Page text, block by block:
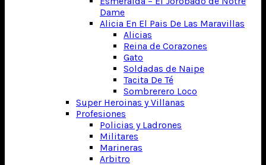
Dame
Alicia En El Pais De Las Maravillas
Alicias
Reina de Corazones
Gato
Soldadas de Naipe
Tacita De Té
Sombrerero Loco
Super Heroinas y Villanas
Profesiones
Policias y Ladrones
Militares
Marineras
Arbitro